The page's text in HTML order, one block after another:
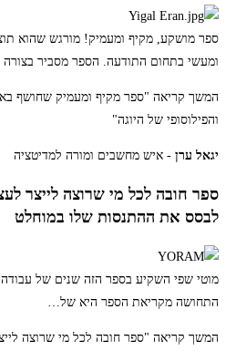
ספר מושקע, מקיף ומעמיק! מורגש שהוא
ומעשי בתחום התודעה. הספר מסביר בצורה
המשך קריאה"ספר מקיף ומעמיק שחושף
והפילוסופי של היוגה"
יגאל ערן- איש מחשבים ומורה למדיטציה
ספר חובה לכל מי שרוצה לייצר
לבסס את ההתנסות שלו במוחלט
מוטי שפי השקיע בספר הזה שנים של
התחושה מקריאת הספר היא של…
המשך קריאה"ספר חובה לכל מי שרוצה